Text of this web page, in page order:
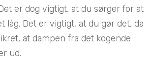
er dog vigtigt, at du sørger for at
låg. Det er vigtigt, at du gør det, da
at dampen fra det kogende
ud.